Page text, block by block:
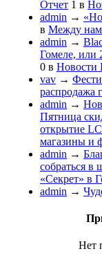
Отчет 1 в
admin →
в Между
admin →
Гомеле, или
0 в Новости
vav →
распродажа
admin →
Пятница
открытие
магазины и
admin →
собраться в
«Секрет» в
admin →
Нет